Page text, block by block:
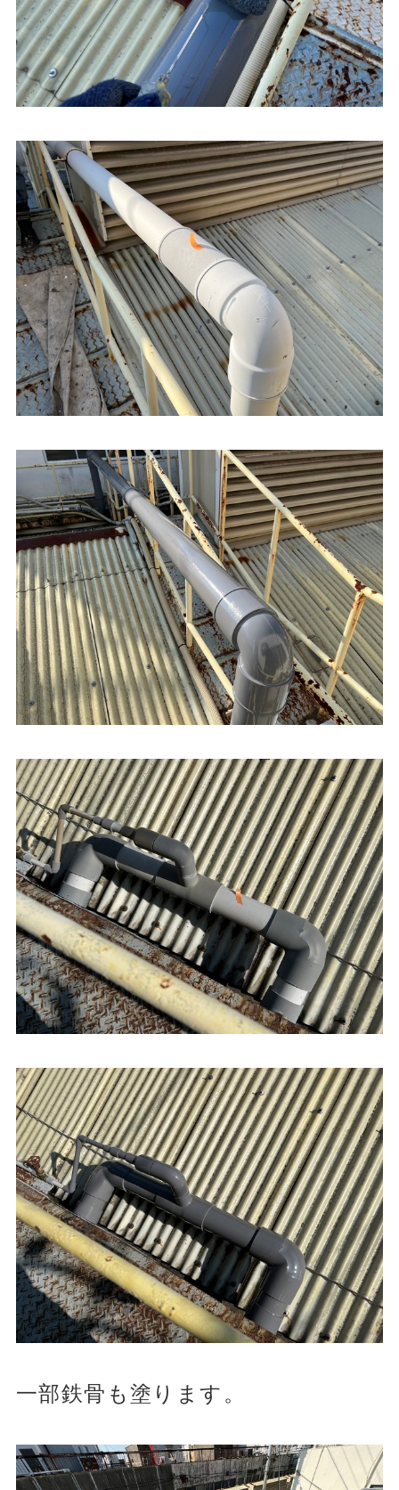
一部鉄骨も塗ります。